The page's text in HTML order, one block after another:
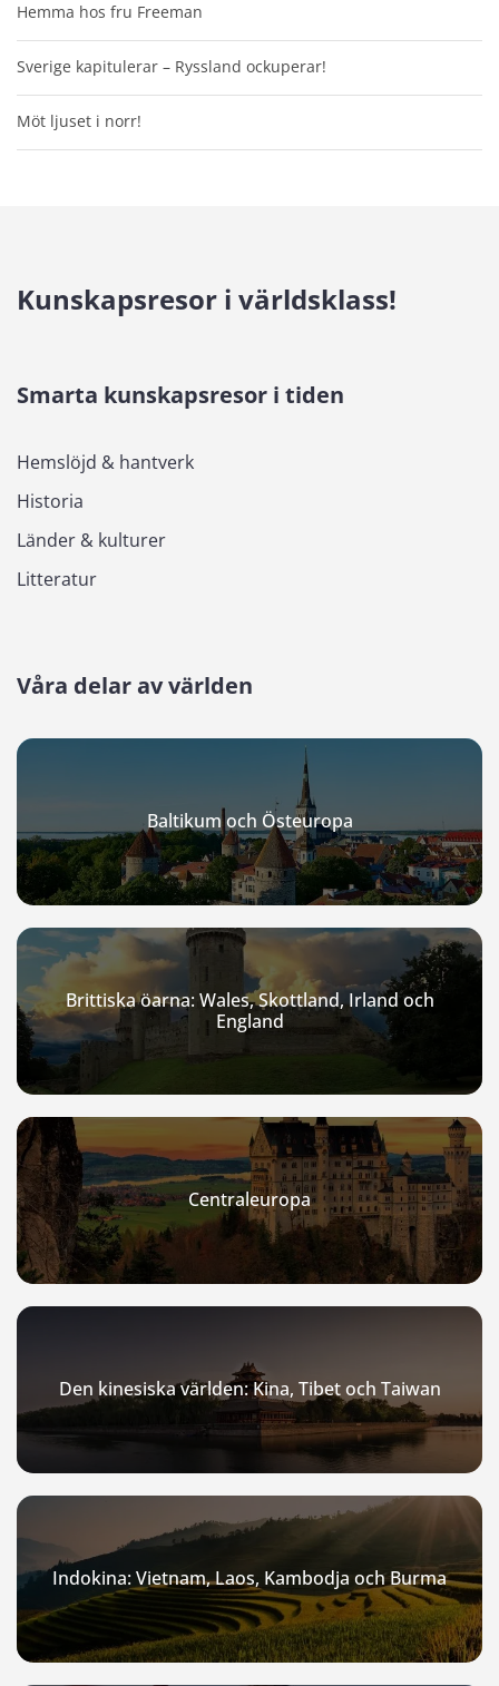
Hemma hos fru Freeman
Sverige kapitulerar – Ryssland ockuperar!
Möt ljuset i norr!
Kunskapsresor i världsklass!
Smarta kunskapsresor i tiden
Hemslöjd & hantverk
Historia
Länder & kulturer
Litteratur
Våra delar av världen
Baltikum och Östeuropa
Brittiska öarna: Wales, Skottland, Irland och
England
Centraleuropa
Den kinesiska världen: Kina, Tibet och Taiwan
Indokina: Vietnam, Laos, Kambodja och Burma